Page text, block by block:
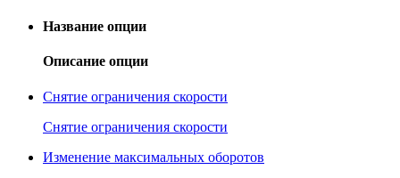
Название опции
Описание опции
Снятие ограничения скорости
Снятие ограничения скорости
Изменение максимальных оборотов